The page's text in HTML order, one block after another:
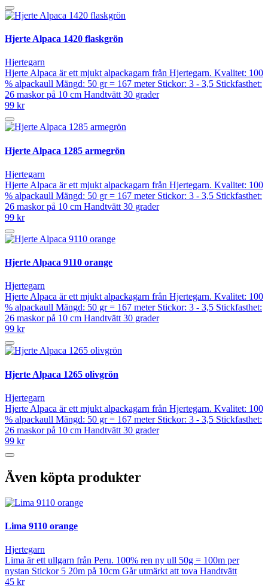
Hjerte Alpaca 1420 flaskgrön
Hjertegarn
Hjerte Alpaca är ett mjukt alpackagarn från Hjertegarn. Kvalitet: 100
% alpackaull Mängd: 50 gr = 167 meter Stickor: 3 - 3,5 Stickfasthet:
26 maskor på 10 cm Handtvätt 30 grader
99 kr
Hjerte Alpaca 1285 armegrön
Hjertegarn
Hjerte Alpaca är ett mjukt alpackagarn från Hjertegarn. Kvalitet: 100
% alpackaull Mängd: 50 gr = 167 meter Stickor: 3 - 3,5 Stickfasthet:
26 maskor på 10 cm Handtvätt 30 grader
99 kr
Hjerte Alpaca 9110 orange
Hjertegarn
Hjerte Alpaca är ett mjukt alpackagarn från Hjertegarn. Kvalitet: 100
% alpackaull Mängd: 50 gr = 167 meter Stickor: 3 - 3,5 Stickfasthet:
26 maskor på 10 cm Handtvätt 30 grader
99 kr
Hjerte Alpaca 1265 olivgrön
Hjertegarn
Hjerte Alpaca är ett mjukt alpackagarn från Hjertegarn. Kvalitet: 100
% alpackaull Mängd: 50 gr = 167 meter Stickor: 3 - 3,5 Stickfasthet:
26 maskor på 10 cm Handtvätt 30 grader
99 kr
Även köpta produkter
Lima 9110 orange
Hjertegarn
Lima är ett ullgarn från Peru. 100% ren ny ull 50g = 100m per
nystan Stickor 5 20m på 10cm Går utmärkt att tova Handtvätt
45 kr